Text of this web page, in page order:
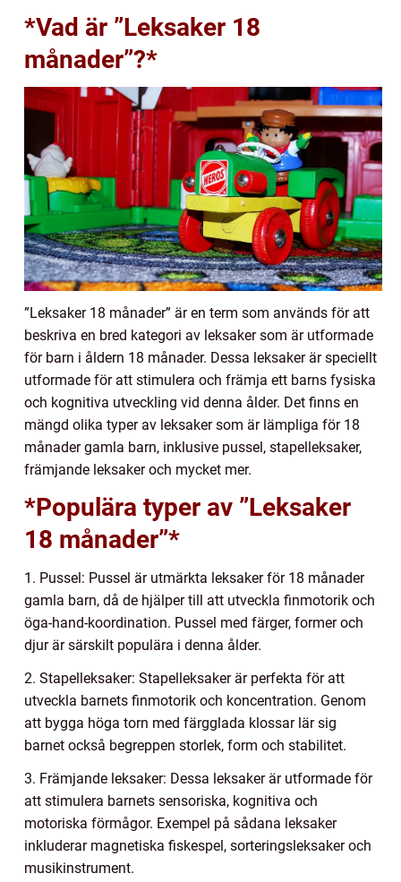
*Vad är ”Leksaker 18
månader”?*
”Leksaker 18 månader” är en term som används för att
beskriva en bred kategori av leksaker som är utformade
för barn i åldern 18 månader. Dessa leksaker är speciellt
utformade för att stimulera och främja ett barns fysiska
och kognitiva utveckling vid denna ålder. Det finns en
mängd olika typer av leksaker som är lämpliga för 18
månader gamla barn, inklusive pussel, stapelleksaker,
främjande leksaker och mycket mer.
*Populära typer av ”Leksaker
18 månader”*
1. Pussel: Pussel är utmärkta leksaker för 18 månader
gamla barn, då de hjälper till att utveckla finmotorik och
öga-hand-koordination. Pussel med färger, former och
djur är särskilt populära i denna ålder.
2. Stapelleksaker: Stapelleksaker är perfekta för att
utveckla barnets finmotorik och koncentration. Genom
att bygga höga torn med färgglada klossar lär sig
barnet också begreppen storlek, form och stabilitet.
3. Främjande leksaker: Dessa leksaker är utformade för
att stimulera barnets sensoriska, kognitiva och
motoriska förmågor. Exempel på sådana leksaker
inkluderar magnetiska fiskespel, sorteringsleksaker och
musikinstrument.